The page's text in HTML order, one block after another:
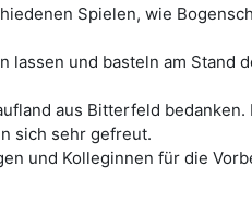
Spielen, wie
lassen und basteln am Stand
aus Bitterfeld
sich sehr gefreut.
und Kolleginnen für die